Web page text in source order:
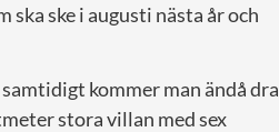
ske i augusti nästa år och
kommer man ändå dra
stora villan med sex